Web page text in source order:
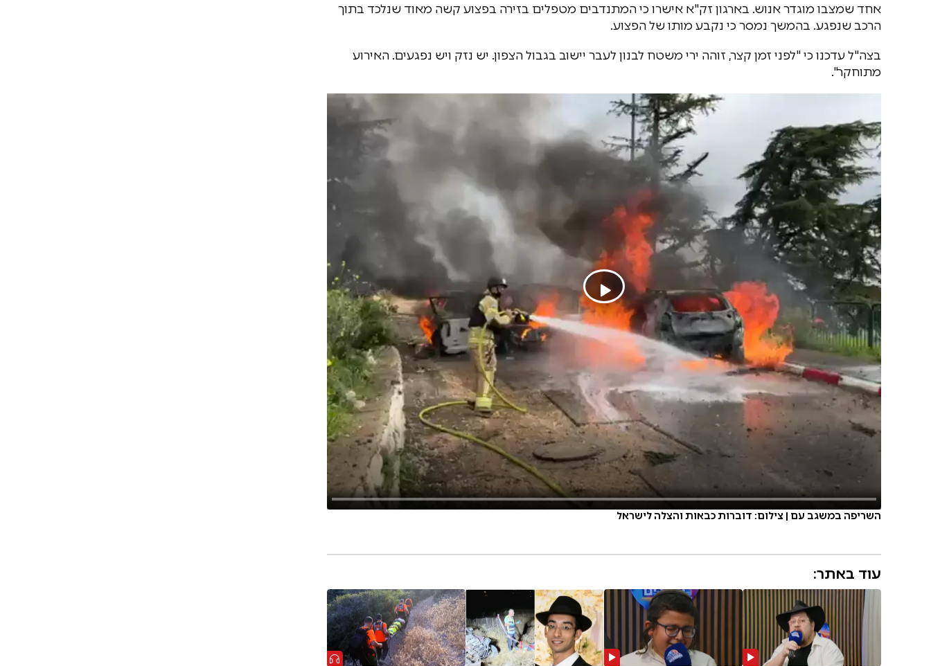
אחד שמצבו מוגדר אנוש. בארגון זק"א אישרו כי המתנדבים מטפלים בזירה בפצוע קשה מאוד שנלכד בתוך
הרכב שנפגע. בהמשך נמסר כי נקבע מותו של הפצוע.
בצה"ל עדכנו כי "לפני זמן קצר, זוהה ירי משטח לבנון לעבר יישוב בגבול הצפון. יש נזק ויש נפגעים. האירוע
מתוחקר".
השריפה במשגב עם | צילום: דוברות כבאות והצלה לישראל
עוד באתר: